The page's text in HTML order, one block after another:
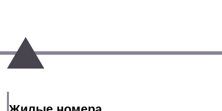
Общественные пространства:
Общественные пространства должны